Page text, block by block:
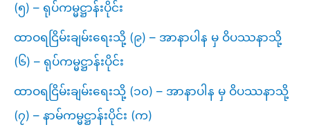
(၅) – ရုပ်ကမ္မဋ္ဌာန်းပိုင်း
ထာဝရငြိမ်းချမ်းရေးသို့ (၉) – အာနာပါန မှ ဝိပဿနာသို့
(၆) – ရုပ်ကမ္မဋ္ဌာန်းပိုင်း
ထာဝရငြိမ်းချမ်းရေးသို့ (၁၀) – အာနာပါန မှ ဝိပဿနာသို့
(၇) – နာမ်ကမ္မဋ္ဌာန်းပိုင်း (က)